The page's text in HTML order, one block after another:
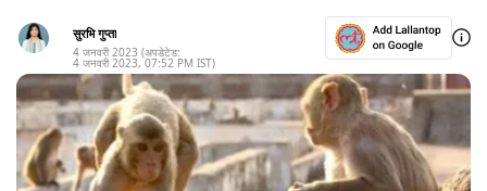
सुरभि गुप्ता
4 जनवरी 2023 (अपडेटेड:
4 जनवरी 2023, 07:52 PM IST)